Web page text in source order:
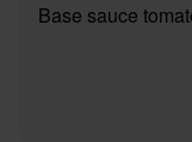
Base sauce